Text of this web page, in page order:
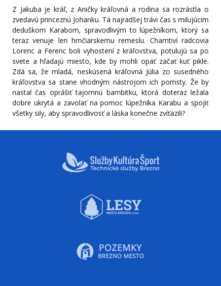
Z Jakuba je kráľ, z Aničky kráľovná a rodina sa rozrástla o
zvedavú princeznú Johanku. Tá najradšej trávi čas s milujúcim
deduškom Karabom, spravodlivým to lúpežníkom, ktorý sa
teraz venuje len hrnčiarskemu remeslu. Chamtiví radcovia
Lorenc a Ferenc boli vyhostení z kráľovstva, potulujú sa po
svete a hľadajú miesto, kde by mohli opäť začať kuť pikle.
Zdá sa, že mladá, neskúsená kráľovná Júlia zo susedného
kráľovstva sa stane vhodným nástrojom ich pomsty. Že by
nastal čas oprášiť tajomnú bambitku, ktorá doteraz ležala
dobre ukrytá a zavolať na pomoc lúpežníka Karabu a spojiť
všetky sily, aby spravodlivosť a láska konečne zvíťazili?